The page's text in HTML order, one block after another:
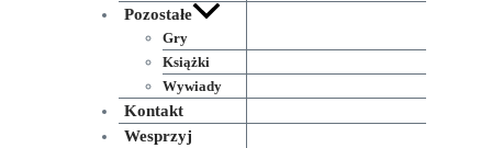
Pozostałe
Gry
Książki
Wywiady
Kontakt
Wesprzyj